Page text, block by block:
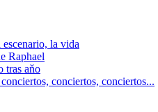
la vida
Raphael
tras aňo
сonciertos, сonciertos...